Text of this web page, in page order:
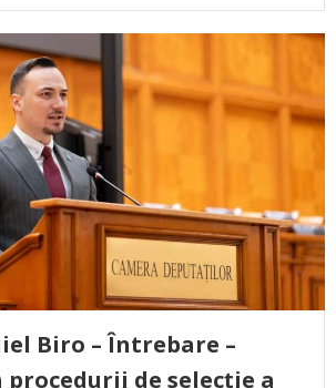
Biro – Întrebare –
de selecție a